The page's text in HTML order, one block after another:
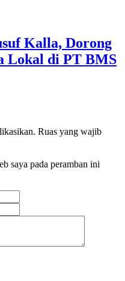
Kalla, Dorong
Lokal di PT BMS
Ruas yang wajib
saya pada peramban ini